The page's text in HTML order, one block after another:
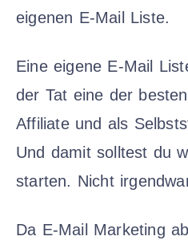
eigenen E-Mail Liste.
Eine eigene E-Mail
der Tat eine der
Affiliate und als
Und damit solltest du
starten. Nicht
Da E-Mail Marketing